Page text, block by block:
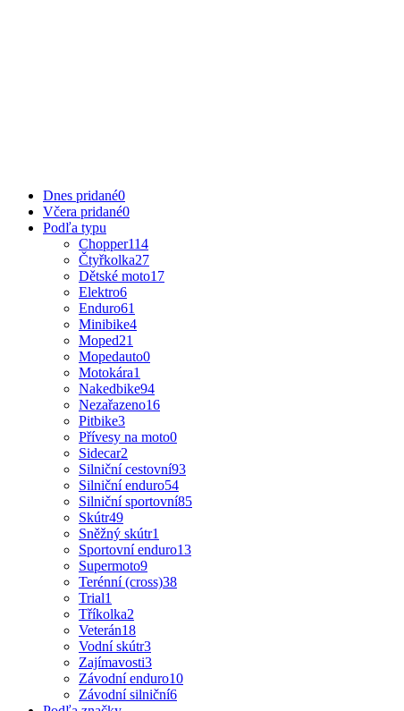
Dnes pridané0
Včera pridané0
Podľa typu
Chopper114
Čtyřkolka27
Dětské moto17
Elektro6
Enduro61
Minibike4
Moped21
Mopedauto0
Motokára1
Nakedbike94
Nezařazeno16
Pitbike3
Přívesy na moto0
Sidecar2
Silniční cestovní93
Silniční enduro54
Silniční sportovní85
Skútr49
Sněžný skútr1
Sportovní enduro13
Supermoto9
Terénní (cross)38
Trial1
Tříkolka2
Veterán18
Vodní skútr3
Zajímavosti3
Závodní enduro10
Závodní silniční6